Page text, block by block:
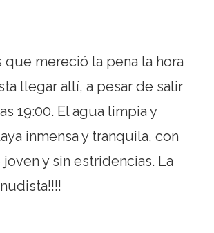
que mereció la pena la hora
llegar allí, a pesar de salir
19:00. El agua limpia y
inmensa y tranquila, con
y sin estridencias. La